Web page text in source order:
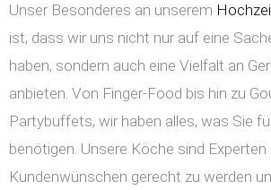
Unser Besonderes an unserem
ist, dass wir uns nicht nur auf eine
haben, sondern auch eine Vielfalt an
anbieten. Von Finger-Food bis hin zu
Partybuffets, wir haben alles, was Sie
benötigen. Unsere Köche sind Experten
Kundenwünschen gerecht zu werden